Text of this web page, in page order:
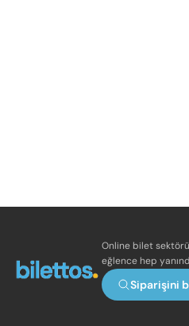
Online bilet
eğlence hep
Siparişini